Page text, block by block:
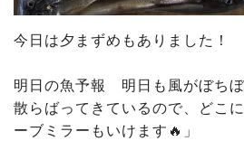
今日は夕まずめもありました！
明日の魚予報 明日も風がぼち
散らばってきているので、どこ
ーブミラーもいけます🔥」